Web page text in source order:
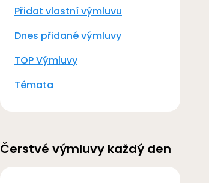
Přidat vlastní výmluvu
Dnes přidané výmluvy
TOP Výmluvy
Témata
Čerstvé výmluvy každý den